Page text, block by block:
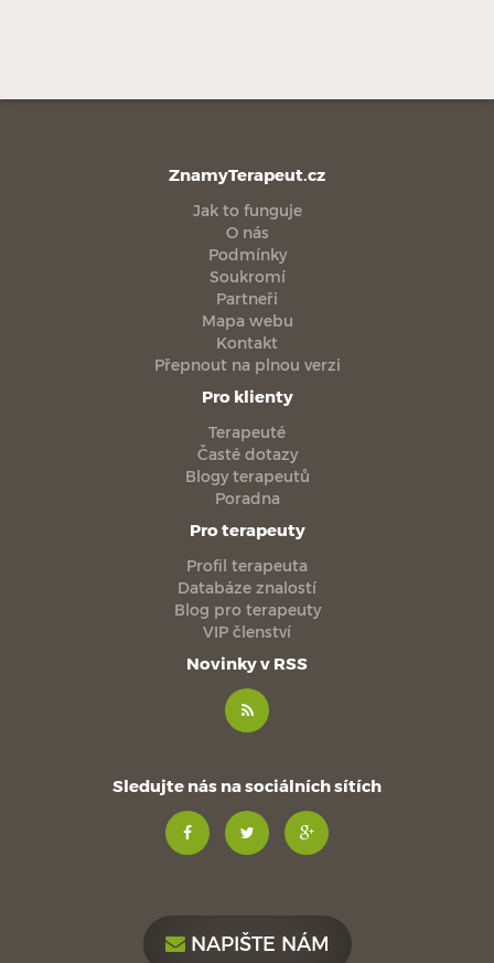
ZnamyTerapeut.cz
Jak to funguje
O nás
Podmínky
Soukromí
Partneři
Mapa webu
Kontakt
Přepnout na plnou verzi
Pro klienty
Terapeuté
Časté dotazy
Blogy terapeutů
Poradna
Pro terapeuty
Profil terapeuta
Databáze znalostí
Blog pro terapeuty
VIP členství
Novinky v RSS
Sledujte nás na sociálních sítích
NAPIŠTE NÁM